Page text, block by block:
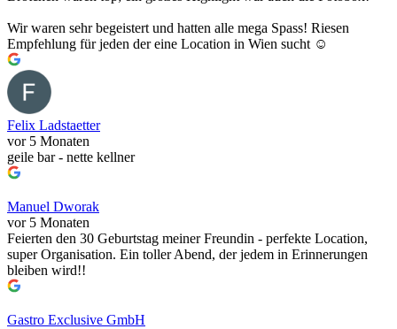
Wir waren sehr begeistert und hatten alle mega Spass! Riesen
Empfehlung für jeden der eine Location in Wien sucht ☺️
Felix Ladstaetter
vor 5 Monaten
geile bar - nette kellner
Manuel Dworak
vor 5 Monaten
Feierten den 30 Geburtstag meiner Freundin - perfekte Location,
super Organisation. Ein toller Abend, der jedem in Erinnerungen
bleiben wird!!
Gastro Exclusive GmbH